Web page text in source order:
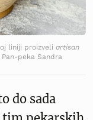
liniji proizveli artisan
peka Sandra
do sada